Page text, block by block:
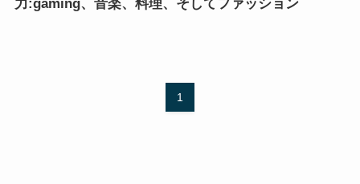
力:gaming、音楽、料理、そしてファッション
1